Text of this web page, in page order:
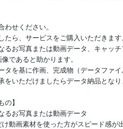
せください。
ら、サービスをご購入いただきます
お写真または動画データ、キャッチ
であると助かります。
を基に作画、完成物（データファイ
いただけましたらデータ納品となり
の】
るお写真または動画データ
動画素材を使った方がスピード感が